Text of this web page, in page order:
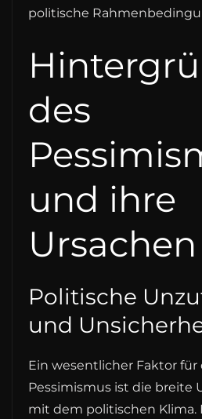
politische
des
und ihre
Ursachen
Politische
und
Ein wesentlicher Faktor
Pessimismus ist die breite
mit dem politischen Klima.